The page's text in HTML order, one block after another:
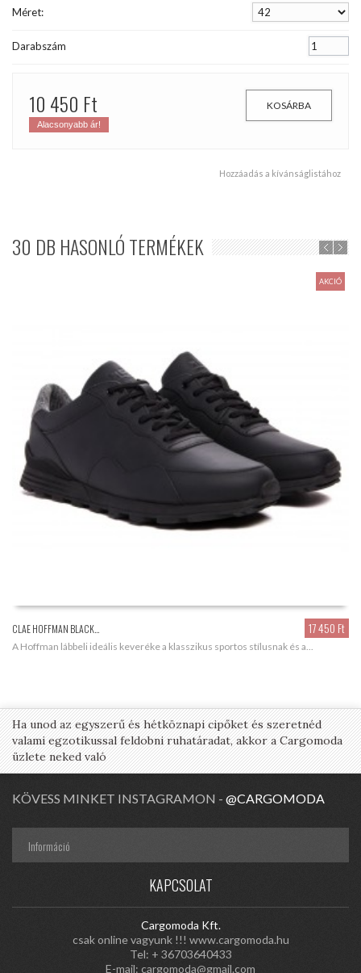
Méret:
Darabszám
10 450 Ft‎
Alacsonyabb ár!
KOSÁRBA
Hozzáadás a kívánságlistához
30 DB HASONLÓ TERMÉKEK
AKCIÓ
CLAE HOFFMAN BLACK... 17 450 Ft‎
A Hoffman lábbeli ideális keveréke a klasszikus sportos stílusnak és a...
Ha unod az egyszerű és hétköznapi cipőket és szeretnéd
valami egzotikussal feldobni ruhatáradat, akkor a Cargomoda
üzlete neked való
KÖVESS MINKET INSTAGRAMON - @CARGOMODA
Információ
KAPCSOLAT
Cargomoda Kft.
csak online vagyunk !!! www.cargomoda.hu
Tel: + 36703640433
E-mail: cargomoda@gmail.com